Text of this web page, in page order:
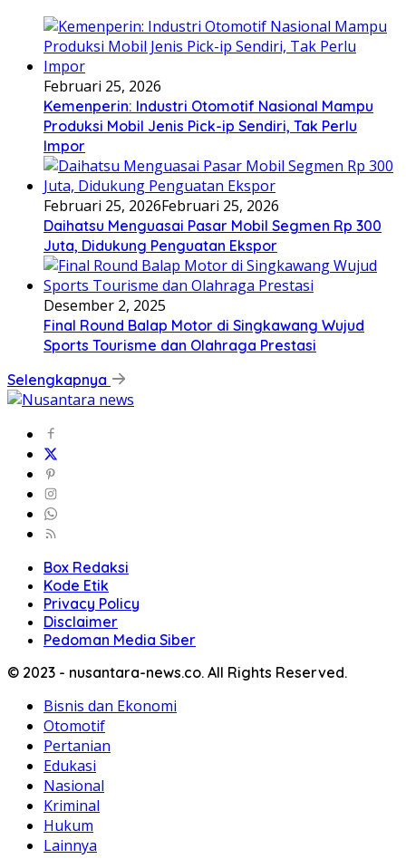
Februari 25, 2026
Kemenperin: Industri Otomotif Nasional Mampu
Produksi Mobil Jenis Pick-ip Sendiri, Tak Perlu
Impor
Februari 25, 2026Februari 25, 2026
Daihatsu Menguasai Pasar Mobil Segmen Rp 300
Juta, Didukung Penguatan Ekspor
Desember 2, 2025
Final Round Balap Motor di Singkawang Wujud
Sports Tourisme dan Olahraga Prestasi
Selengkapnya
Box Redaksi
Kode Etik
Privacy Policy
Disclaimer
Pedoman Media Siber
© 2023 - nusantara-news.co. All Rights Reserved.
Bisnis dan Ekonomi
Otomotif
Pertanian
Edukasi
Nasional
Kriminal
Hukum
Lainnya